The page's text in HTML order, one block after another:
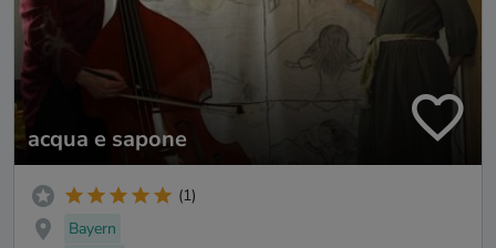
acqua e sapone
(1)
Bayern